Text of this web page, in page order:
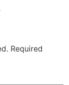
Required